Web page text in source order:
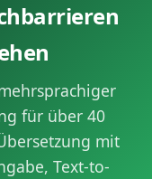
für über 40
mit
Text-to-